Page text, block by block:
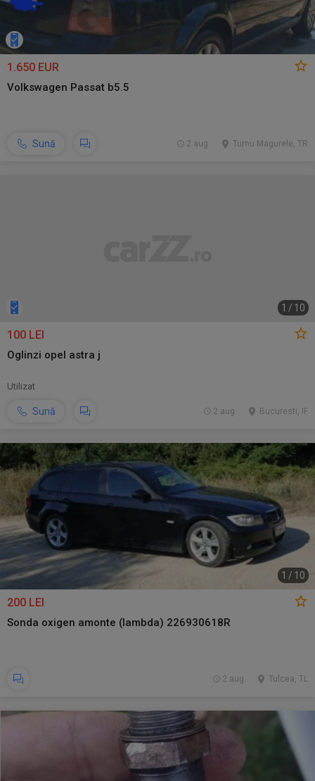
1.650 EUR
Volkswagen Passat b5.5
Sună Turnu Magurele, TR
2 aug.
1 / 10
100 LEI
Oglinzi opel astra j
Utilizat
Sună Bucuresti, IF
2 aug.
1 / 10
200 LEI
Sonda oxigen amonte (lambda) 226930618R
Tulcea, TL
2 aug.